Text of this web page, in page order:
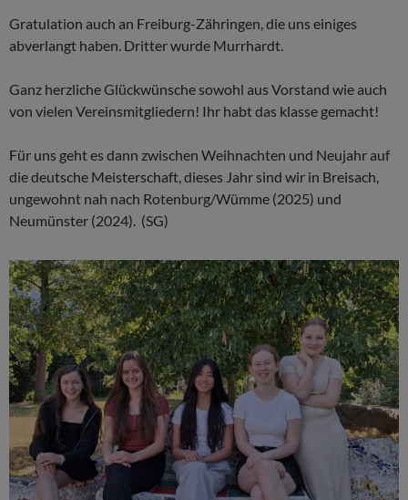
Gratulation auch an Freiburg-Zähringen, die uns einiges
abverlangt haben. Dritter wurde Murrhardt.
Ganz herzliche Glückwünsche sowohl aus Vorstand wie auch
von vielen Vereinsmitgliedern! Ihr habt das klasse gemacht!
Für uns geht es dann zwischen Weihnachten und Neujahr auf
die deutsche Meisterschaft, dieses Jahr sind wir in Breisach,
ungewohnt nah nach Rotenburg/Wümme (2025) und
Neumünster (2024). (SG)